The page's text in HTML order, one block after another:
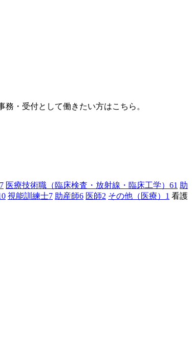
・受付として働きたい方はこちら。
医療技術職（臨床検査・放射線・臨床工学） 61 助
視能訓練士7 助産師6 医師2 その他（医療） 1 看護